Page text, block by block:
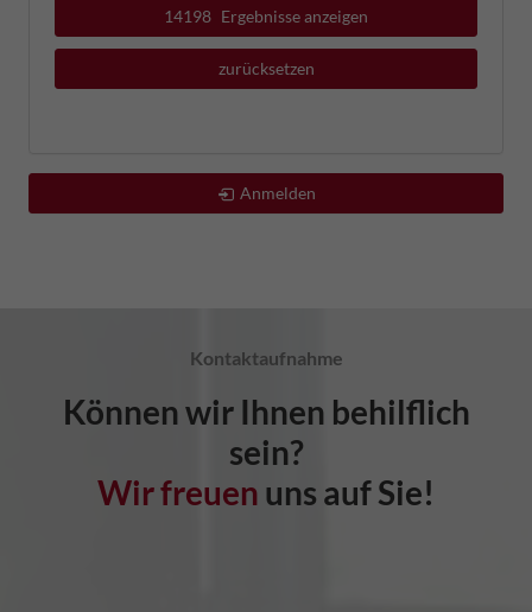
14198 Ergebnisse anzeigen
zurücksetzen
Anmelden
Kontaktaufnahme
Können wir Ihnen behilflich
sein?
Wir freuen uns auf Sie!